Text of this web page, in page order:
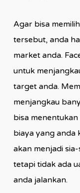
Agar bisa
tersebut, anda
market anda.
untuk
target anda.
menjangkau
bisa
biaya yang anda
akan menjadi
tetapi tidak ada
anda jalankan.